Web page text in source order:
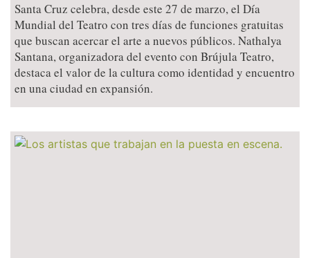
Santa Cruz celebra, desde este 27 de marzo, el Día
Mundial del Teatro con tres días de funciones gratuitas
que buscan acercar el arte a nuevos públicos. Nathalya
Santana, organizadora del evento con Brújula Teatro,
destaca el valor de la cultura como identidad y encuentro
en una ciudad en expansión.